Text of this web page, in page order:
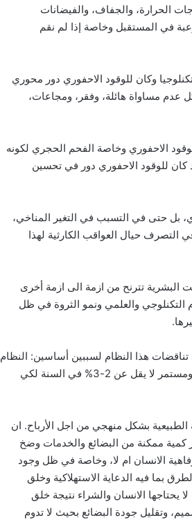
الحرارة، والجفاف، والفيضانات
في المستقبل وخاصة إذا لم نقم
وكان للوقود الاحفوري دور محوري
عدم مساواة هائلة، وفقر، ومجاعات،
الاحفوري وخاصة الفحم الحجري لكونه
للوقود الاحفوري دور في تحسين
بل حتى في التسبب في التغير المناخي،
التصرف حيال العواقب الكارثية لهذا
البشرية تترنح من ازمة الى ازمة أخرى
التكنلوجي والعلمي ونمو الثروة في ظل
هذا النظام لسببين أساسين: النظام
الرأسمالي يستند إلى دافع الربح، ويحتاج كنظام اقتصادي الى نمو مركب ومستمر لا يقل عن 2-3% في السنة لكي
الطبيعية بشكل منهجي من اجل الأرباح. ان
كمية ممكنة من البضائع والخدمات وضخ
الانسان ام لا، وخاصة في ظل وجود
بما فيه الدعاية الاستهلاكية وخلق
يحتاجها الانسان والشراء نتيجة خلق
وتقليل جودة البضائع بحيث لا تدوم